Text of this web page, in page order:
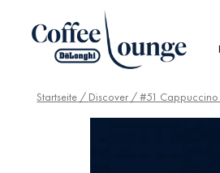
Startseite / Discover / #51 Cappuccino